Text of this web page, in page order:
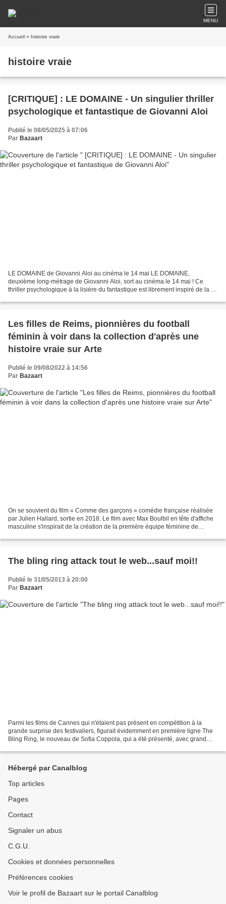
MENU
Accueil » histoire vraie
histoire vraie
[CRITIQUE] : LE DOMAINE - Un singulier thriller
psychologique et fantastique de Giovanni Aloi
Publié le 08/05/2025 à 07:06
Par Bazaart
LE DOMAINE de Giovanni Aloi au cinéma le 14 mai LE DOMAINE,
deuxième long-métrage de Giovanni Aloi, sort au cinéma le 14 mai ! Ce
thriller psychologique à la lisière du fantastique est librement inspiré de la «
Les filles de Reims, pionnières du football
féminin à voir dans la collection d'après une
histoire vraie sur Arte
Publié le 09/08/2022 à 14:56
Par Bazaart
On se souvient du film « Comme des garçons » comédie française réalisée
par Julien Hallard, sortie en 2018. Le film avec Max Boulbil en tête d'affiche
masculine s'inspirait de la création de la première équipe féminine de
The bling ring attack tout le web...sauf moi!!
Publié le 31/05/2013 à 20:00
Par Bazaart
Parmi les films de Cannes qui n'étaient pas présent en compétition à la
grande surprise des festivaliers, figurait évidemment en première ligne The
Bling Ring, le nouveau de Sofia Coppola, qui a été présenté, avec grand
Hébergé par Canalblog
Top articles
Pages
Contact
Signaler un abus
C.G.U.
Cookies et données personnelles
Préférences cookies
Voir le profil de Bazaart sur le portail Canalblog